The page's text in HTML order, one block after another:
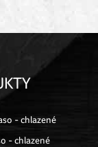
- chlazené
- chlazené